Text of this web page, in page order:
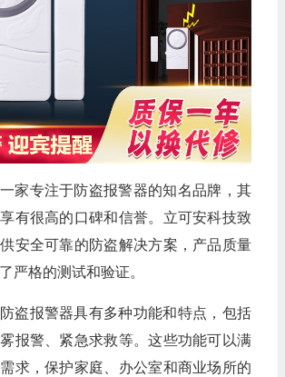
家专注于防盗报警器的知名品牌，其
有很高的口碑和信誉。立可安科技致
安全可靠的防盗解决方案，产品质量
严格的测试和验证。
盗报警器具有多种功能和特点，包括
报警、紧急求救等。这些功能可以满
求，保护家庭、办公室和商业场所的